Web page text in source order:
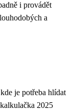
i provádět
a
je potřeba hlídat
2025